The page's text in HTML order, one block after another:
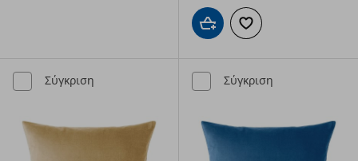
Προσθήκη στο καλάθι
Προσθήκη στα
Σύγκριση Σύγκριση